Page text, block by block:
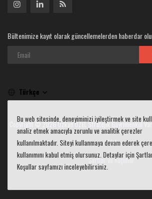
Bültenimize kayıt olarak güncellemelerden haberdar
Türkçe
Copyright © 2026 Özkan ÖZEL Stratejik Gayrimenkul
saklıdır.
Şartlar ve Koşullar
Bu web sitesinde, deneyiminizi iyileştirmek ve site
analiz etmek amacıyla zorunlu ve analitik çerezler
kullanılmaktadır. Siteyi kullanmaya devam ederek
kullanımını kabul etmiş olursunuz. Detaylar için
Koşullar sayfamızı inceleyebilirsiniz.